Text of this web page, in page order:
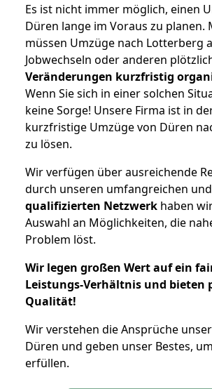
Es ist nicht immer möglich, einen
Düren lange im Voraus zu planen.
müssen Umzüge nach Lotterberg
Jobwechseln oder anderen
Veränderungen kurzfristig
Wenn Sie sich in einer solchen
keine Sorge! Unsere Firma ist in
kurzfristige Umzüge von Düren
zu lösen.
Wir verfügen über ausreichende
durch unseren umfangreichen und
qualifizierten Netzwerk haben
Auswahl an Möglichkeiten, die
Problem löst.
Wir legen großen Wert auf ein
Leistungs-Verhältnis und bieten
Qualität!
Wir verstehen die Ansprüche
Düren und geben unser Bestes,
erfüllen.